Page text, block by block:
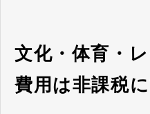
文化・体育・
費用は非課税